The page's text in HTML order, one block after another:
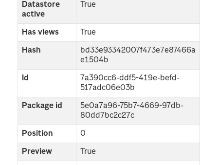
Datastore
active
True
Has views True
Hash
bd33e93342007f473e7e87466a
e1504b
Id
7a390cc6-ddf5-419e-befd-
517adc06e03b
Package id
5e0a7a96-75b7-4669-97db-
80dd7bc2c27c
Position 0
Preview True